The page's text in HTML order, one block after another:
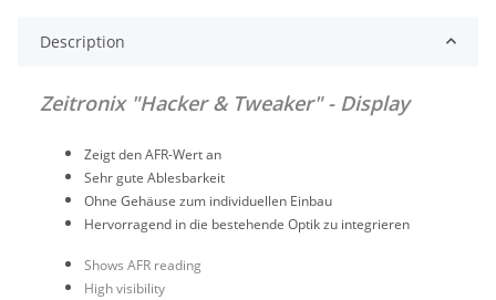
Description
Zeitronix "Hacker & Tweaker" - Display
Zeigt den AFR-Wert an
Sehr gute Ablesbarkeit
Ohne Gehäuse zum individuellen Einbau
Hervorragend in die bestehende Optik zu integrieren
Shows AFR reading
High visibility